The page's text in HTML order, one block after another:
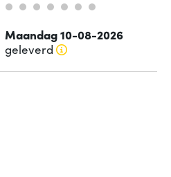
Maandag 10-08-2026
geleverd